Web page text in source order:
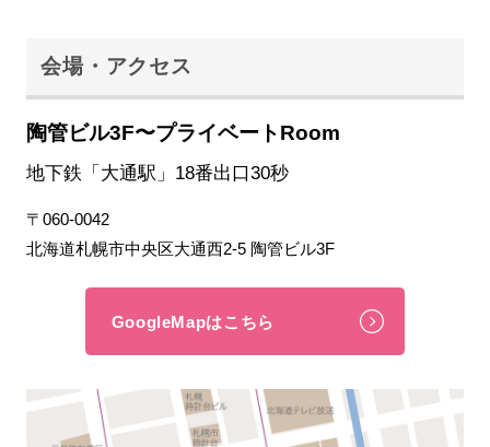
会場・アクセス
陶管ビル3F〜プライベートRoom
地下鉄「大通駅」18番出口30秒
〒060-0042
北海道札幌市中央区大通西2-5 陶管ビル3F
GoogleMapはこちら